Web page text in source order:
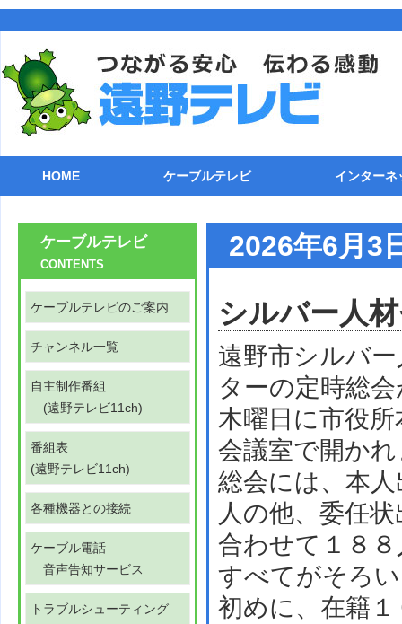
HOME ケーブルテレビ インターネ
ケーブルテレビ
CONTENTS
ケーブルテレビのご案内
チャンネル一覧
自主制作番組
(遠野テレビ11ch)
番組表
(遠野テレビ11ch)
各種機器との接続
ケーブル電話
音声告知サービス
トラブルシューティング
2026年6月3
シルバー人
遠野市シルバ
ターの定時総
木曜日に市役所
会議室で開か
総会には、本
人の他、委任
合わせて１８
すべてがそろ
初めに、在籍